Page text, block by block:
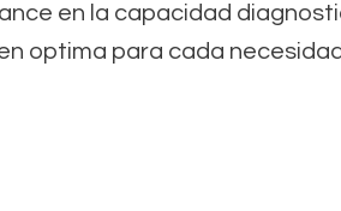
en la capacidad
optima para cada